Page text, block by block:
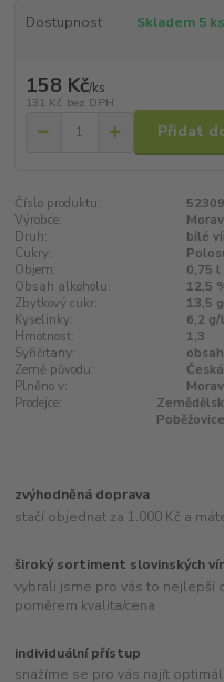
Dostupnost Skladem 5 ks
158 Kč/ks
131 Kč bez DPH
Přidat
Číslo produktu:
Výrobce:
Druh:
bílé
Cukry:
Objem:
0,75 l
Obsah alkoholu:
12,5
Zbytkový cukr:
13,5
Kyselinky:
6,2 g/l
Hmotnost:
1,3
Syřičitany:
Země původu:
Plněno v:
Prodejce:
Poběžovice
zvýhodněná doprava
stačí objednat za 1.000 Kč a
široký sortiment slovinských
vybrali jsme pro vás to nejlepší
poměrem kvalita/cena
individuální přístup
snažíme se pro vás najít